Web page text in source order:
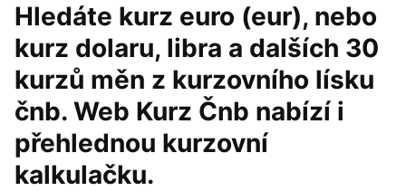
Hledáte kurz euro (eur), nebo
kurz dolaru, libra a dalších 30
kurzů měn z kurzovního lísku
čnb. Web Kurz Čnb nabízí i
přehlednou kurzovní
kalkulačku.